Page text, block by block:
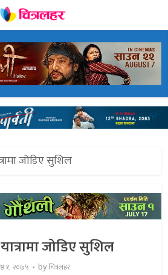
जोडिए सुशिल
जोडिए सुशिल
१, २०७५ byचित्रलहर